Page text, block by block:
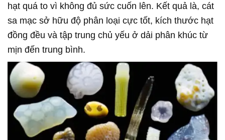
hạt quá to vì không đủ sức cuốn lên. Kết quả là, cát
sa mạc sở hữu độ phân loại cực tốt, kích thước hạt
đồng đều và tập trung chủ yếu ở dải phân khúc từ
mịn đến trung bình.